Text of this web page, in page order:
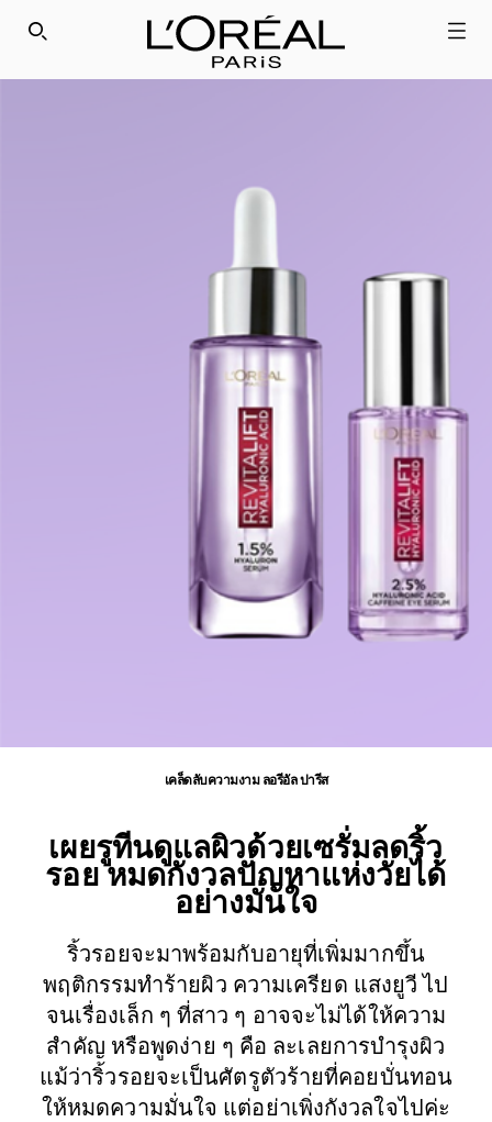
SEARCH THIS SITE
เคล็ดลับความงาม ลอรีอัล ปารีส
เผยรูทีนดูแลผิวด้วยเซรั่มลดริ้ว
รอย หมดกังวลปัญหาแห่งวัยได้
อย่างมั่นใจ
ริ้วรอยจะมาพร้อมกับอายุที่เพิ่มมากขึ้น
พฤติกรรมทำร้ายผิว ความเครียด แสงยูวี ไป
จนเรื่องเล็ก ๆ ที่สาว ๆ อาจจะไม่ได้ให้ความ
สำคัญ หรือพูดง่าย ๆ คือ ละเลยการบำรุงผิว
แม้ว่าริ้วรอยจะเป็นศัตรูตัวร้ายที่คอยบั่นทอน
ให้หมดความมั่นใจ แต่อย่าเพิ่งกังวลใจไปค่ะ